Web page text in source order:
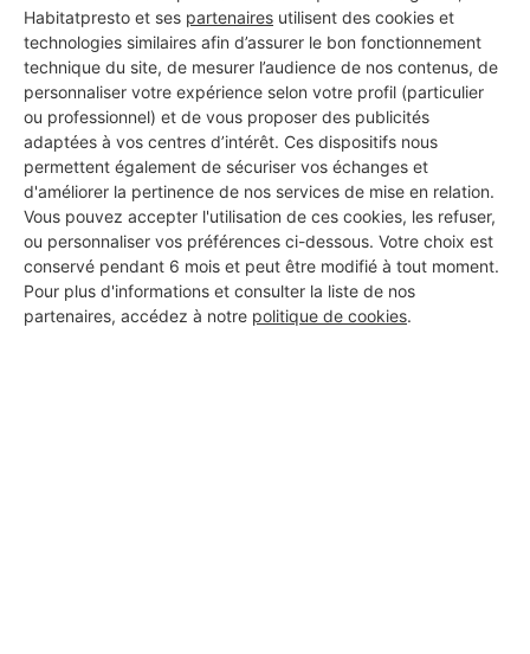
Habitatpresto et ses partenaires utilisent des cookies et
technologies similaires afin d’assurer le bon fonctionnement
technique du site, de mesurer l’audience de nos contenus, de
personnaliser votre expérience selon votre profil (particulier
ou professionnel) et de vous proposer des publicités
adaptées à vos centres d’intérêt. Ces dispositifs nous
permettent également de sécuriser vos échanges et
d'améliorer la pertinence de nos services de mise en relation.
Vous pouvez accepter l'utilisation de ces cookies, les refuser,
ou personnaliser vos préférences ci-dessous. Votre choix est
conservé pendant 6 mois et peut être modifié à tout moment.
Pour plus d'informations et consulter la liste de nos
partenaires, accédez à notre politique de cookies.
Voir sa fiche
PROFESSIONNEL, VOUS
SOUHAITEZ NOUS
REJOINDRE ?